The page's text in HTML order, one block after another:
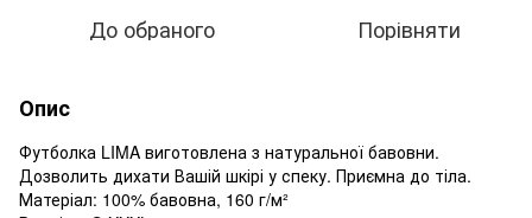
До обраного Порівняти
Опис
Футболка LIMA виготовлена з натуральної бавовни.
Дозволить дихати Вашій шкірі у спеку. Приємна до тіла.
Матеріал: 100% бавовна, 160 г/м²